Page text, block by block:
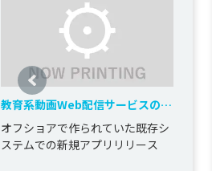
教育系動画Web配信サービスのア
プリ開発
オフショアで作られていた既存シ
ステムでの新規アプリリリース